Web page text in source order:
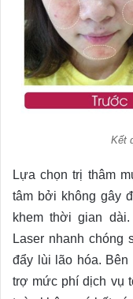
Kết
Lựa chọn trị thâm
tâm bởi không gây
khem thời gian
Laser nhanh chóng
đẩy lùi lão hóa.
trợ mức phí dịch vụ